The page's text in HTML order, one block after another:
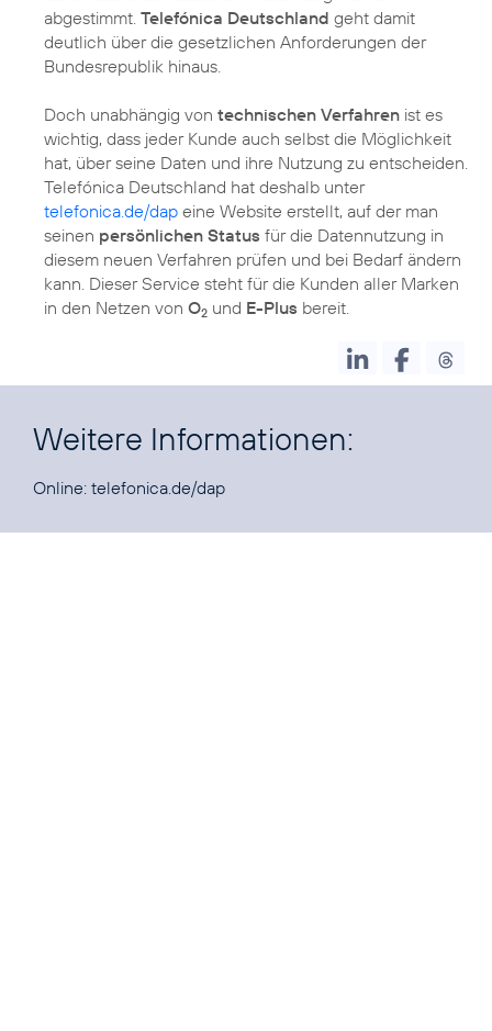
abgestimmt. Telefónica Deutschland geht damit
deutlich über die gesetzlichen Anforderungen der
Bundesrepublik hinaus.
Doch unabhängig von technischen Verfahren ist es
wichtig, dass jeder Kunde auch selbst die Möglichkeit
hat, über seine Daten und ihre Nutzung zu entscheiden.
Telefónica Deutschland hat deshalb unter
telefonica.de/dap eine Website erstellt, auf der man
seinen persönlichen Status für die Datennutzung in
diesem neuen Verfahren prüfen und bei Bedarf ändern
kann. Dieser Service steht für die Kunden aller Marken
in den Netzen von O2 und E-Plus bereit.
Weitere Informationen:
Online: telefonica.de/dap